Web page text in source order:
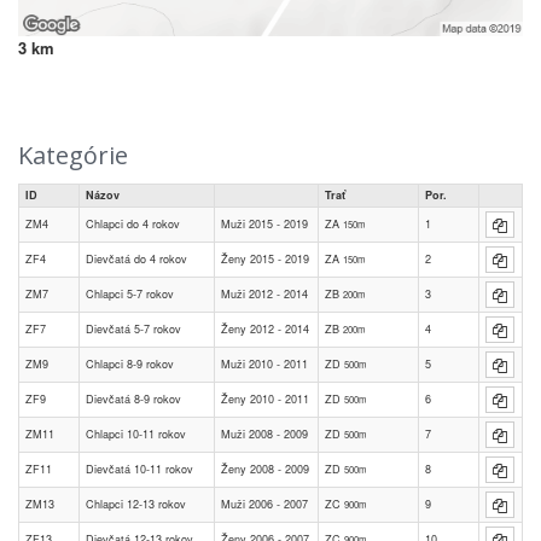
3 km
Kategórie
ID Názov Trať
Por.
ZM4
Chlapci do 4 rokov Muži 2015 - 2019 ZA 150m 1
ZF4 Dievčatá do 4 rokov Ženy 2015 - 2019 ZA 150m 2
ZM7 Chlapci 5-7 rokov Muži 2012 - 2014 ZB 200m 3
ZF7 Dievčatá 5-7 rokov Ženy 2012 - 2014 ZB 200m 4
ZM9 Chlapci 8-9 rokov Muži 2010 - 2011 ZD 500m 5
ZF9 Dievčatá 8-9 rokov Ženy 2010 - 2011 ZD 500m 6
ZM11 Chlapci 10-11 rokov Muži 2008 - 2009 ZD 500m 7
ZF11 Dievčatá 10-11 rokov Ženy 2008 - 2009 ZD 500m 8
ZM13 Chlapci 12-13 rokov Muži 2006 - 2007 ZC 900m 9